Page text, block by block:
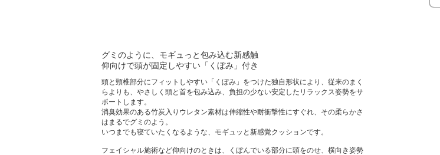
グミのように、モギュっと包み込む新感触
仰向けで頭が固定しやすい「くぼみ」付き
頭と頸椎部分にフィットしやすい「くぼみ」をつけた独自形状により、従来のまく
らよりも、やさしく頭と首を包み込み、負担の少ない安定したリラックス姿勢をサ
ポートします。
消臭効果のある竹炭入りウレタン素材は伸縮性や耐衝撃性にすぐれ、その柔らかさ
はまるでグミのよう。
いつまでも寝ていたくなるような、モギュッと新感覚クッションです。
フェイシャル施術など仰向けのときは、くぼんでいる部分に頭をのせ、横向き姿勢